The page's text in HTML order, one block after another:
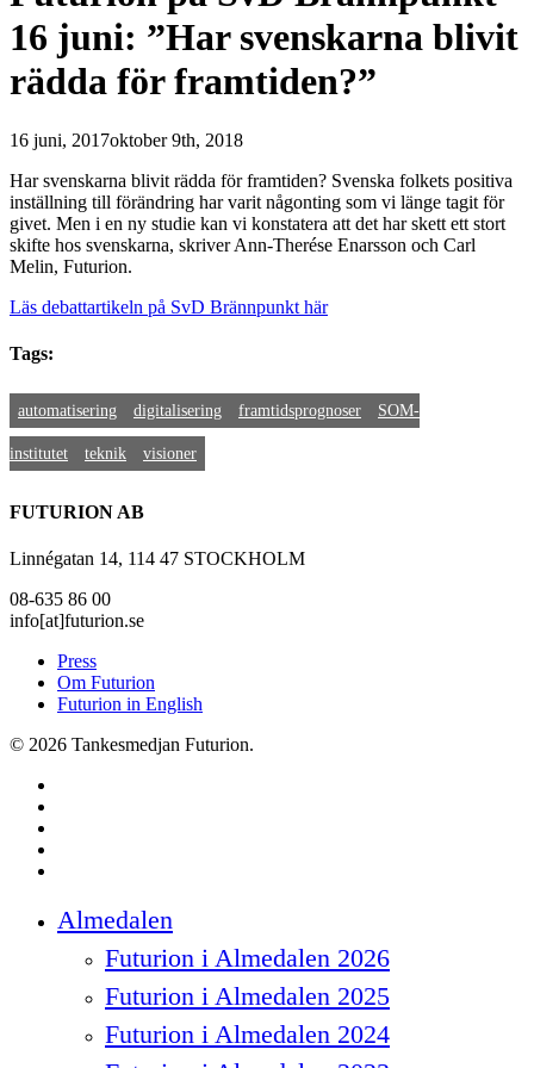
16 juni: ”Har svenskarna blivit
rädda för framtiden?”
16 juni, 2017oktober 9th, 2018
Har svenskarna blivit rädda för framtiden? Svenska folkets positiva
inställning till förändring har varit någonting som vi länge tagit för
givet. Men i en ny studie kan vi konstatera att det har skett ett stort
skifte hos svenskarna, skriver Ann-Therése Enarsson och Carl
Melin, Futurion.
Läs debattartikeln på SvD Brännpunkt här
Tags:
automatisering digitalisering framtidsprognoser SOM-
institutet teknik visioner
FUTURION AB
Linnégatan 14, 114 47 STOCKHOLM
08-635 86 00
info[at]futurion.se
Press
Om Futurion
Futurion in English
© 2026 Tankesmedjan Futurion.
Menu
Almedalen
Futurion i Almedalen 2026
Futurion i Almedalen 2025
Futurion i Almedalen 2024